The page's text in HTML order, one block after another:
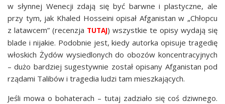
w słyn­nej Wene­cji zda­ją się być barw­ne i pla­stycz­ne, ale
przy tym, jak Kha­led Hos­se­ini opi­sał Afga­ni­stan w „Chłop­cu
z lataw­cem” (recen­zja TUTAJ) wszyst­kie te opi­sy wyda­ją się
bla­de i nija­kie. Podob­nie jest, kie­dy autor­ka opi­su­je tra­ge­dię
wło­skich Żydów wysie­dlo­nych do obo­zów kon­cen­tra­cyj­nych
– dużo bar­dziej suge­styw­nie został opi­sa­ny Afga­ni­stan pod
rzą­da­mi Tali­bów i tra­ge­dia ludzi tam mieszkających.
Jeśli mowa o boha­te­rach – tutaj zadzia­ło się coś dziw­ne­go.